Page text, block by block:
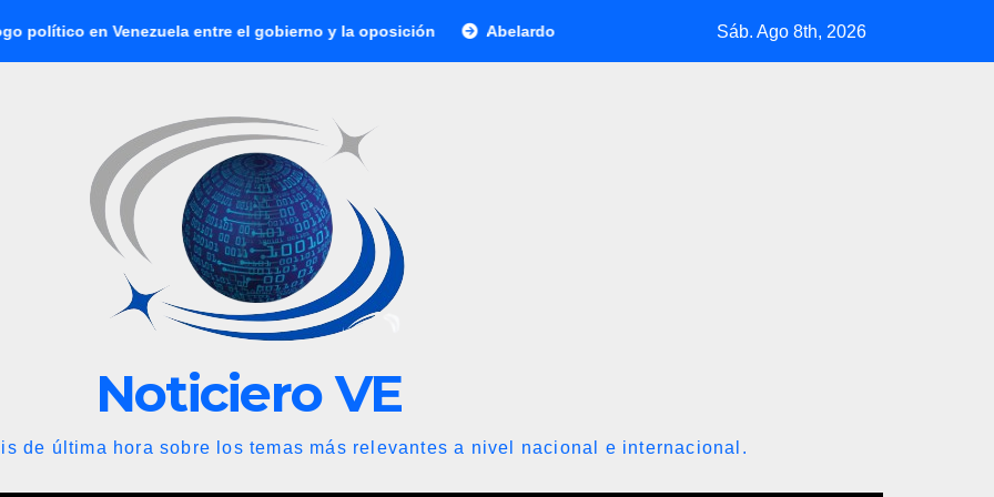
entre el gobierno y la oposición Abelardo de la Espriella jura como presidente de Colombia para el periodo 2026-
Sáb. Ago 8th, 2026
Noticiero VE
de última hora sobre los temas más relevantes a nivel nacional e internacional.